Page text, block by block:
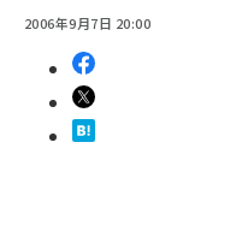
2006年9月7日 20:00